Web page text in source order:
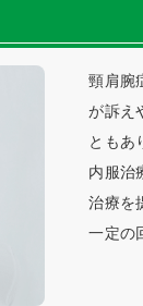
頸肩腕
が訴え
ともあ
内服治
治療を
一定の